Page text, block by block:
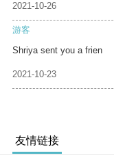
2021-10-26
游客
Shriya sent you a frien
2021-10-23
友情链接